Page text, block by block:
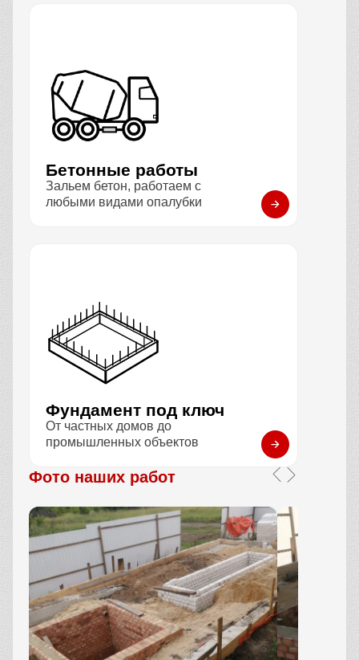
Бетонные работы
Зальем бетон, работаем с
любыми видами опалубки
Фундамент под ключ
От частных домов до
промышленных объектов
Фото наших работ